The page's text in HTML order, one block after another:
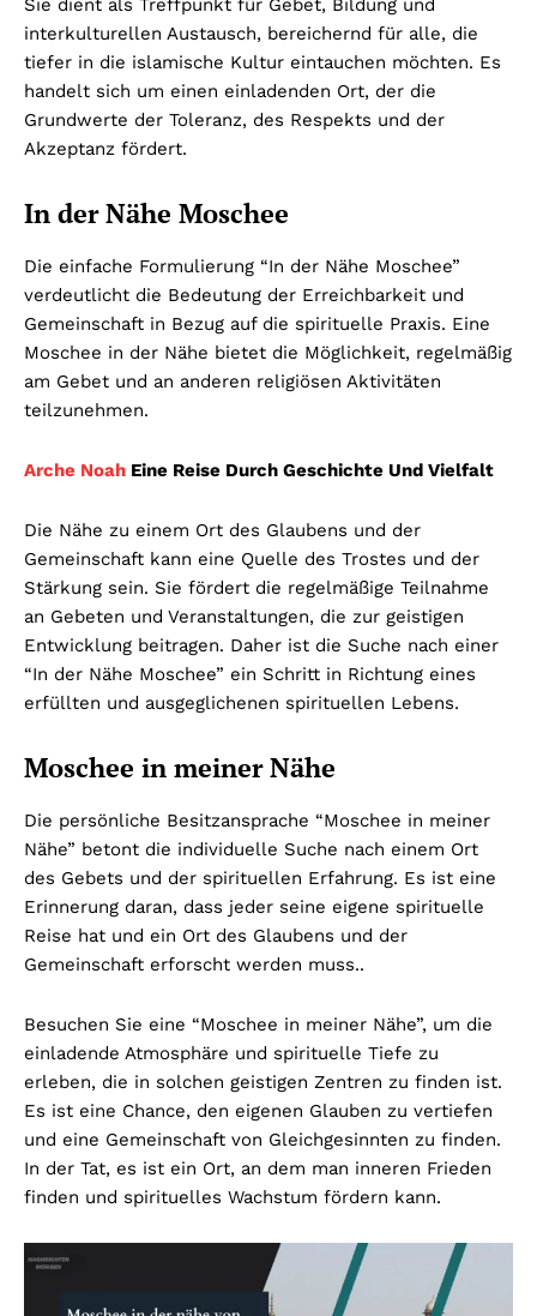
interkulturellen Austausch, bereichernd für alle, die
tiefer in die islamische Kultur eintauchen möchten. Es
handelt sich um einen einladenden Ort, der die
Grundwerte der Toleranz, des Respekts und der
Akzeptanz fördert.
In der Nähe Moschee
Die einfache Formulierung “In der Nähe Moschee”
verdeutlicht die Bedeutung der Erreichbarkeit und
Gemeinschaft in Bezug auf die spirituelle Praxis. Eine
Moschee in der Nähe bietet die Möglichkeit, regelmäßig
am Gebet und an anderen religiösen Aktivitäten
teilzunehmen.
Arche Noah Eine Reise Durch Geschichte Und Vielfalt
Die Nähe zu einem Ort des Glaubens und der
Gemeinschaft kann eine Quelle des Trostes und der
Stärkung sein. Sie fördert die regelmäßige Teilnahme
an Gebeten und Veranstaltungen, die zur geistigen
Entwicklung beitragen. Daher ist die Suche nach einer
“In der Nähe Moschee” ein Schritt in Richtung eines
erfüllten und ausgeglichenen spirituellen Lebens.
Moschee in meiner Nähe
Die persönliche Besitzansprache “Moschee in meiner
Nähe” betont die individuelle Suche nach einem Ort
des Gebets und der spirituellen Erfahrung. Es ist eine
Erinnerung daran, dass jeder seine eigene spirituelle
Reise hat und ein Ort des Glaubens und der
Gemeinschaft erforscht werden muss..
Besuchen Sie eine “Moschee in meiner Nähe”, um die
einladende Atmosphäre und spirituelle Tiefe zu
erleben, die in solchen geistigen Zentren zu finden ist.
Es ist eine Chance, den eigenen Glauben zu vertiefen
und eine Gemeinschaft von Gleichgesinnten zu finden.
In der Tat, es ist ein Ort, an dem man inneren Frieden
finden und spirituelles Wachstum fördern kann.